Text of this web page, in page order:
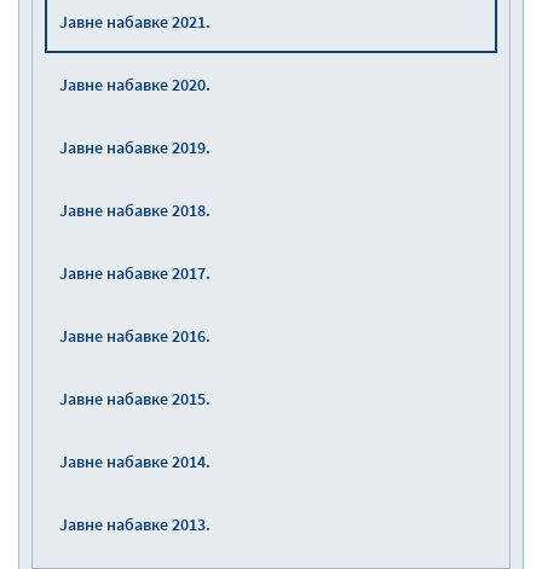
Јавне набавке 2021.
Јавне набавке 2020.
Јавне набавке 2019.
Јавне набавке 2018.
Јавне набавке 2017.
Јавне набавке 2016.
Јавне набавке 2015.
Јавне набавке 2014.
Јавне набавке 2013.